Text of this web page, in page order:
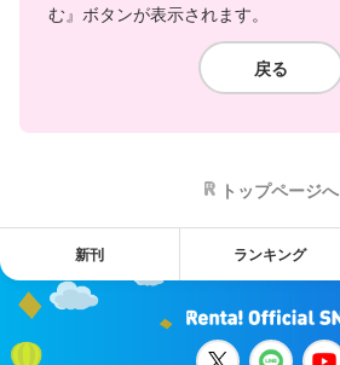
む』ボタンが表示されます。
戻る
トップページへ
新刊 ランキング